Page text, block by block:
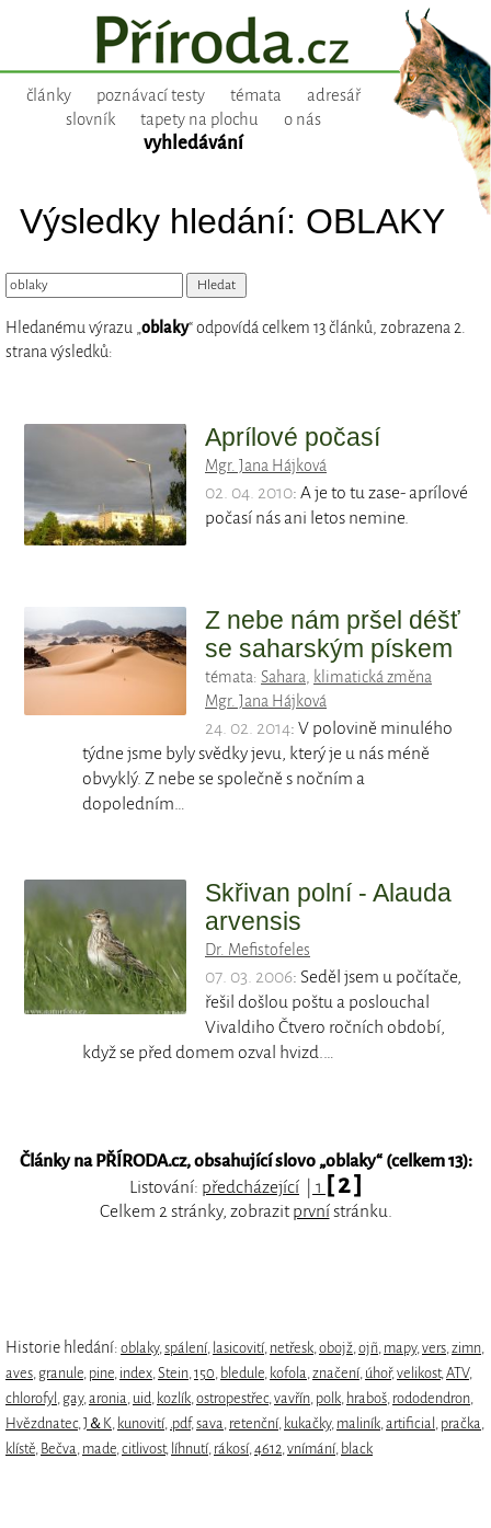
články poznávací testy témata
adresář
slovník
tapety na plochu o nás
vyhledávání
Výsledky hledání: OBLAKY
Hledanému výrazu „oblaky“ odpovídá celkem 13 článků, zobrazena 2.
strana výsledků:
Aprílové počasí
Mgr. Jana Hájková
02. 04. 2010: A je to tu zase- aprílové
počasí nás ani letos nemine.
Z nebe nám pršel déšť
se saharským pískem
témata: Sahara, klimatická změna
Mgr. Jana Hájková
24. 02. 2014: V polovině minulého
týdne jsme byly svědky jevu, který je u nás méně
obvyklý. Z nebe se společně s nočním a
dopoledním…
Skřivan polní - Alauda
arvensis
Dr. Mefistofeles
07. 03. 2006: Seděl jsem u počítače,
řešil došlou poštu a poslouchal
Vivaldiho Čtvero ročních období,
když se před domem ozval hvizd.…
Články na PŘÍRODA.cz, obsahující slovo „oblaky“ (celkem 13):
Listování: předcházející 1 [ 2 ]
Celkem 2 stránky, zobrazitprvnístránku.
Historie hledání: oblaky,spálení, lasicovití, netřesk,obojž,ojñ, mapy,vers,zimn,
aves, granule, pine, index,Stein,150, bledule, kofola,značení, úhoř,velikost,ATV,
chlorofyl , gay,aronia, uid, kozlík,ostropestřec,vavřín, polk, hraboš, rododendron,
Hvězdnatec,J＆K, kunovití, .pdf,sava, retenční, kukačky, maliník,artificial , pračka,
klístě, Bečva, made,citlivost, líhnutí, rákosí,4612,vnímání, black